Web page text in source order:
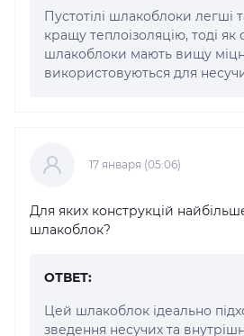
Пустотілі шлакоблоки легші
кращу теплоізоляцію, тоді як
шлакоблоки мають вищу
використовуються для
17 января (05:06)
Для яких конструкцій
шлакоблок?
ОТВЕТ:
Цей шлакоблок ідеально
зведення несучих та